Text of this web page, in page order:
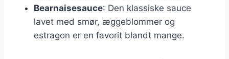
Bearnaisesauce: Den klassiske sauce
lavet med smør, æggeblommer og
estragon er en favorit blandt mange.